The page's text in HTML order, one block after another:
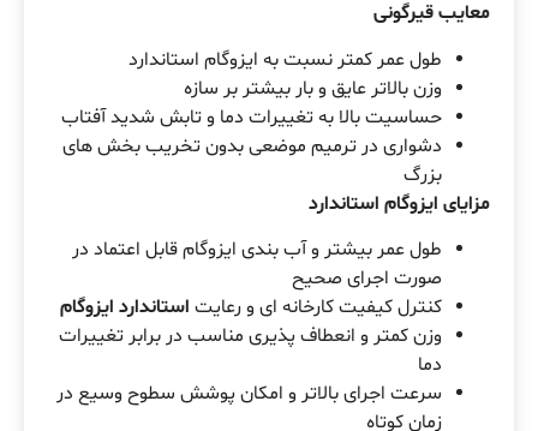
معایب قیرگونی
طول عمر کمتر نسبت به ایزوگام استاندارد
وزن بالاتر عایق و بار بیشتر بر سازه
حساسیت بالا به تغییرات دما و تابش شدید آفتاب
دشواری در ترمیم موضعی بدون تخریب بخش های
بزرگ
مزایای ایزوگام استاندارد
طول عمر بیشتر و آب بندی ایزوگام قابل اعتماد در
صورت اجرای صحیح
کنترل کیفیت کارخانه ای و رعایت استاندارد ایزوگام
وزن کمتر و انعطاف پذیری مناسب در برابر تغییرات
دما
سرعت اجرای بالاتر و امکان پوشش سطوح وسیع در
زمان کوتاه